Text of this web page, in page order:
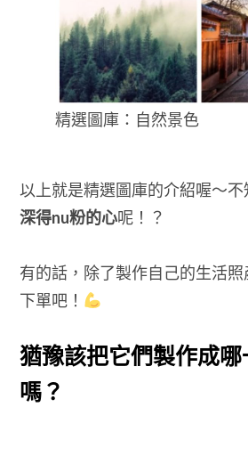
精選圖庫：自然景色
以上就是精選圖庫的介紹喔～
深得nu粉的心呢！？
有的話，除了製作自己的生活
下單吧！
猶豫該把它們製作成
嗎？